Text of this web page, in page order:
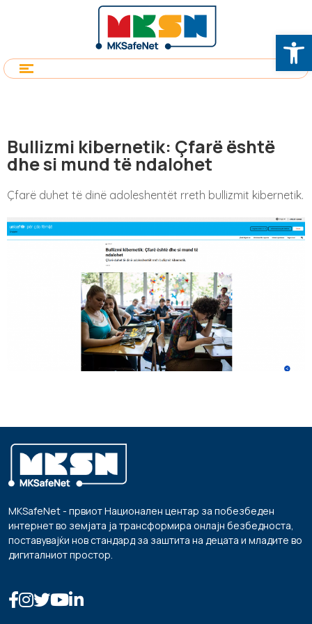
Bullizmi kibernetik: Çfarë është
dhe si mund të ndalohet
Çfarë duhet të dinë adoleshentët rreth bullizmit kibernetik.
MKSafeNet - првиот Национален центар за побезбеден
интернет во земјата ја трансформира онлајн безбедноста,
поставувајќи нов стандард за заштита на децата и младите во
дигиталниот простор.